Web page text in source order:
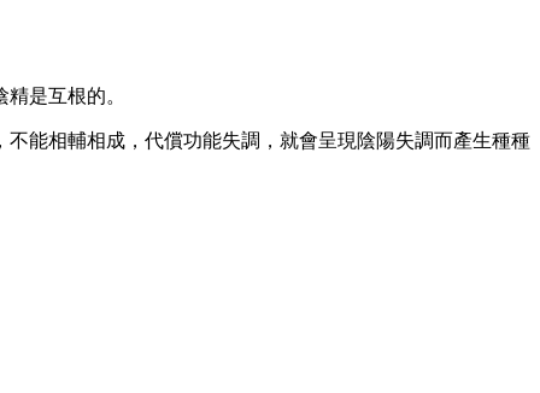
是互根的。
能相輔相成，代償功能失調，就會呈現陰陽失調而產生種種